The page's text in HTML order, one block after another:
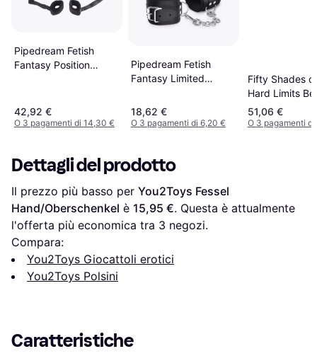
Pipedream Fetish
Fantasy Position
42,92 €
O 3 pagamenti di 14,30 €
Pipedream Fetish
Fantasy Limited
18,62 €
O 3 pagamenti di 6,20 €
Fifty Shades
Hard Limits
Restraint Kit
51,06 €
O 3 pagamenti di
Dettagli del prodotto
Il prezzo più basso per You2Toys Fessel
Hand/Oberschenkel è 15,95 €. Questa è attualmente
l'offerta più economica tra 3 negozi.
Compara:
You2Toys Giocattoli erotici
You2Toys Polsini
Caratteristiche